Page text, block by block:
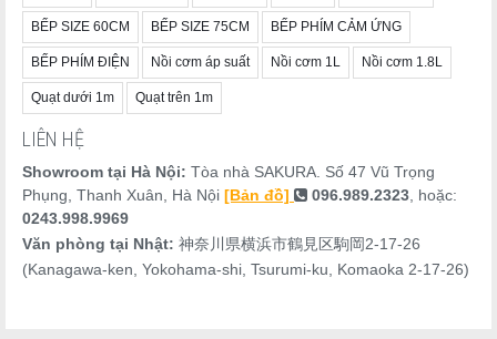
BẾP SIZE 60CM BẾP SIZE 75CM BẾP PHÍM CẢM ỨNG
BẾP PHÍM ĐIỆN Nồi cơm áp suất Nồi cơm 1L Nồi cơm 1.8L
Quạt dưới 1m Quạt trên 1m
LIÊN HỆ
Showroom tại Hà Nội: Tòa nhà SAKURA. Số 47 Vũ Trọng
Phụng, Thanh Xuân, Hà Nội [Bản đồ] 096.989.2323 , hoặc:
0243.998.9969
Văn phòng tại Nhật: 神奈川県横浜市鶴見区駒岡2-17-26
(Kanagawa-ken, Yokohama-shi, Tsurumi-ku, Komaoka 2-17-26)